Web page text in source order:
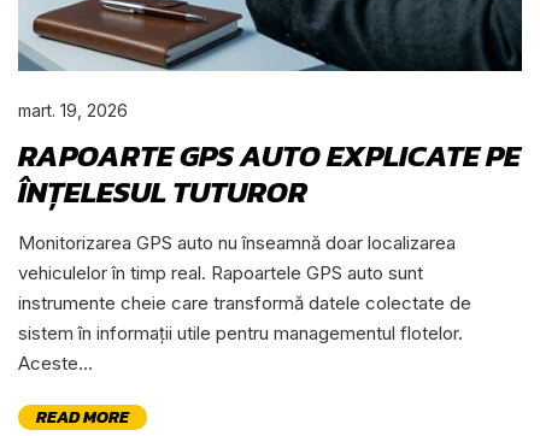
mart. 19, 2026
RAPOARTE GPS AUTO EXPLICATE PE
ÎNȚELESUL TUTUROR
Monitorizarea GPS auto nu înseamnă doar localizarea
vehiculelor în timp real. Rapoartele GPS auto sunt
instrumente cheie care transformă datele colectate de
sistem în informații utile pentru managementul flotelor.
Aceste...
READ MORE